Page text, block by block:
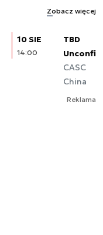
Zobacz więcej
10 SIE
14:00
TBD
CASC
China
Reklama